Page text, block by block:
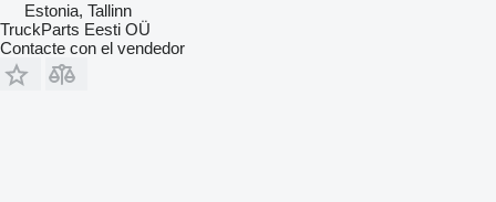
Estonia, Tallinn
TruckParts Eesti OÜ
Contacte con el vendedor